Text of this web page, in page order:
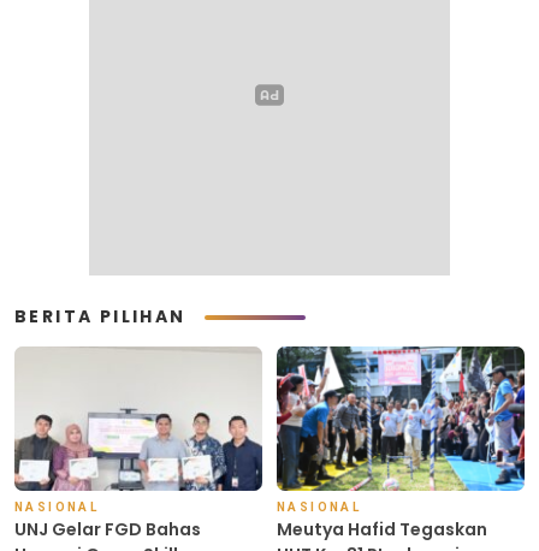
BERITA PILIHAN
NASIONAL
UNJ Gelar FGD Bahas
NASIONAL
Meutya Hafid Tegaskan